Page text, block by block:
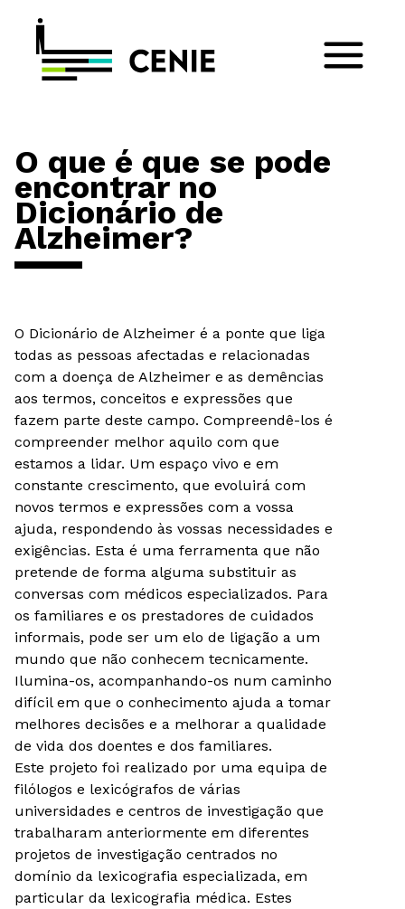
O que é que se pode
encontrar no
Dicionário de
Alzheimer?
O Dicionário de Alzheimer é a ponte que liga
todas as pessoas afectadas e relacionadas
com a doença de Alzheimer e as demências
aos termos, conceitos e expressões que
fazem parte deste campo. Compreendê-los é
compreender melhor aquilo com que
estamos a lidar. Um espaço vivo e em
constante crescimento, que evoluirá com
novos termos e expressões com a vossa
ajuda, respondendo às vossas necessidades e
exigências. Esta é uma ferramenta que não
pretende de forma alguma substituir as
conversas com médicos especializados. Para
os familiares e os prestadores de cuidados
informais, pode ser um elo de ligação a um
mundo que não conhecem tecnicamente.
Ilumina-os, acompanhando-os num caminho
difícil em que o conhecimento ajuda a tomar
melhores decisões e a melhorar a qualidade
de vida dos doentes e dos familiares.
Este projeto foi realizado por uma equipa de
filólogos e lexicógrafos de várias
universidades e centros de investigação que
trabalharam anteriormente em diferentes
projetos de investigação centrados no
domínio da lexicografia especializada, em
particular da lexicografia médica. Estes